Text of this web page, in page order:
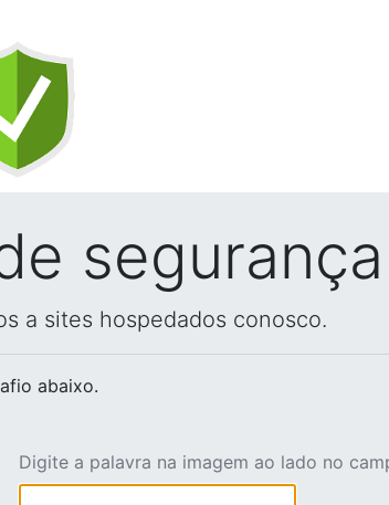
segurança
a sites hospedados conosco.
abaixo.
Digite a palavra na imagem ao lado no